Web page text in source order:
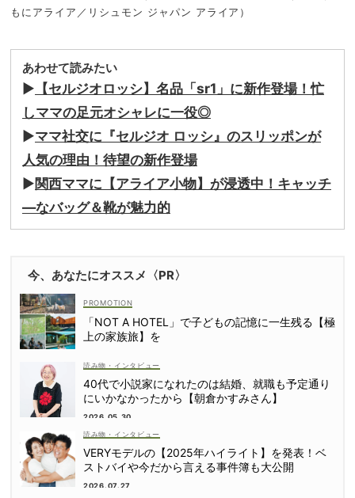
もにアライア／リシュモン ジャパン アライア）
あわせて読みたい
▶︎ 【セルジオロッシ】名品「sr1」に新作登場！忙
しママの足元オシャレに一役◎
▶︎ママ社交に『セルジオ ロッシ』のスリッポンが
人気の理由！待望の新作登場
▶︎関西ママに【アライア小物】が浸透中！キャッチ
―なバッグ＆靴が魅力的
今、あなたにオススメ〈PR〉
「NOT A HOTEL」で子どもの記憶に一生残る【極
上の家族旅】を
読み物・インタビュー
40代で小説家になれたのは結婚、就職も予定通り
にいかなかったから【朝倉かすみさん】
2026.05.30
読み物・インタビュー
VERYモデルの【2025年ハイライト】を発表！ベ
ストバイや今だから言える事件簿も大公開
2026.07.27